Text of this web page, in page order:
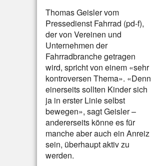
Thomas Geisler vom
Pressedienst Fahrrad (pd-f),
der von Vereinen und
Unternehmen der
Fahrradbranche getragen
wird, spricht von einem «sehr
kontroversen Thema». «Denn
einerseits sollten Kinder sich
ja in erster Linie selbst
bewegen», sagt Geisler –
andererseits könne es für
manche aber auch ein Anreiz
sein, überhaupt aktiv zu
werden.